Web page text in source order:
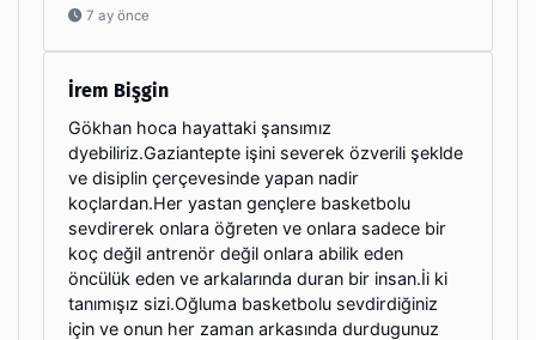
7 ay önce
İrem Bişgin
Gökhan hoca hayattaki şansımız
dyebiliriz.Gaziantepte işini severek özverili şeklde
ve disiplin çerçevesinde yapan nadir
koçlardan.Her yastan gençlere basketbolu
sevdirerek onlara öğreten ve onlara sadece bir
koç değil antrenör değil onlara abilik eden
öncülük eden ve arkalarında duran bir insan.İi ki
tanımışız sizi.Oğluma basketbolu sevdirdiğiniz
için ve onun her zaman arkasında durdugunuz